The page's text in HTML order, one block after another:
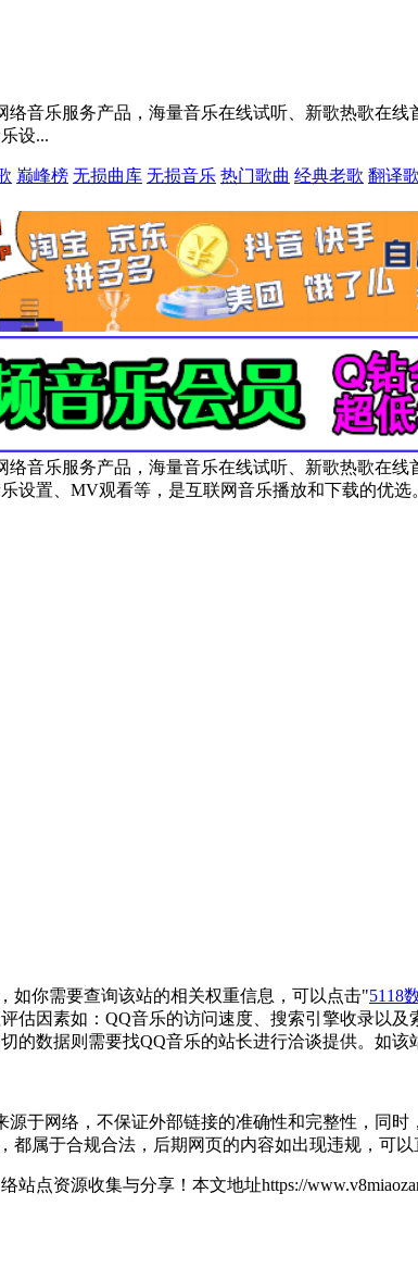
络音乐服务产品，海量音乐在线试听、新歌热歌在
设...
巅峰榜 无损曲库 无损音乐 热门歌曲 经典老歌 翻译
络音乐服务产品，海量音乐在线试听、新歌热歌在
设置、MV观看等，是互联网音乐播放和下载的优选
如你需要查询该站的相关权重信息，可以点击"5118
估因素如：QQ音乐的访问速度、搜索引擎收录以
的数据则需要找QQ音乐的站长进行洽谈提供。如该
源于网络，不保证外部链接的准确性和完整性，同
都属于合规合法，后期网页的内容如出现违规，可
站点资源收集与分享！ 本文地址https://